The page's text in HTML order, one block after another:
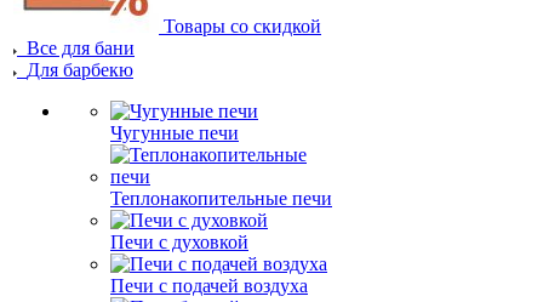
Товары со скидкой
Все для бани
Для барбекю
Чугунные печи
Теплонакопительные печи
Печи с духовкой
Печи с подачей воздуха